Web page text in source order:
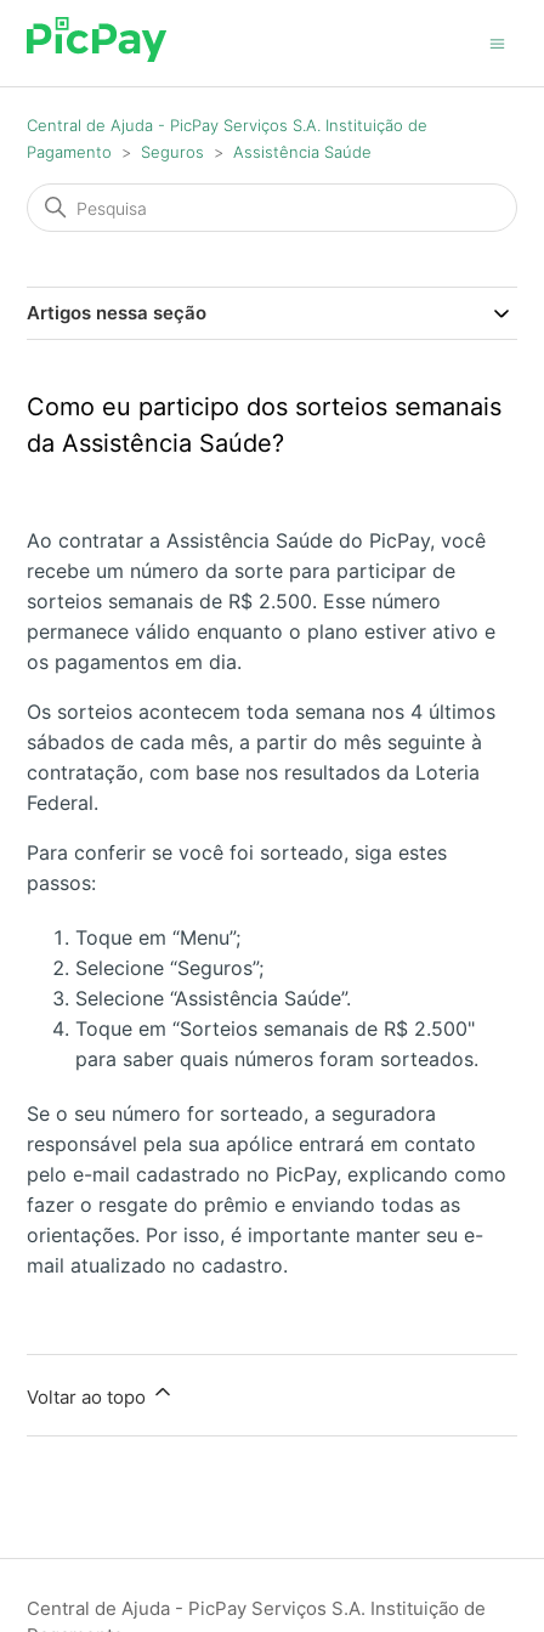
Central de Ajuda - PicPay Serviços S.A. Instituição de
Pagamento
Seguros Assistência Saúde
Artigos nessa seção
Como eu participo dos sorteios semanais
da Assistência Saúde?
Ao contratar a Assistência Saúde do PicPay, você
recebe um número da sorte para participar de
sorteios semanais de R$ 2.500. Esse número
permanece válido enquanto o plano estiver ativo e
os pagamentos em dia.
Os sorteios acontecem toda semana nos 4 últimos
sábados de cada mês, a partir do mês seguinte à
contratação, com base nos resultados da Loteria
Federal.
Para conferir se você foi sorteado, siga estes
passos:
Toque em “Menu”;
Selecione “Seguros”;
Selecione “Assistência Saúde”.
Toque em “Sorteios semanais de R$ 2.500"
para saber quais números foram sorteados.
Se o seu número for sorteado, a seguradora
responsável pela sua apólice entrará em contato
pelo e-mail cadastrado no PicPay, explicando como
fazer o resgate do prêmio e enviando todas as
orientações. Por isso, é importante manter seu e-
mail atualizado no cadastro.
Voltar ao topo
Central de Ajuda - PicPay Serviços S.A. Instituição de